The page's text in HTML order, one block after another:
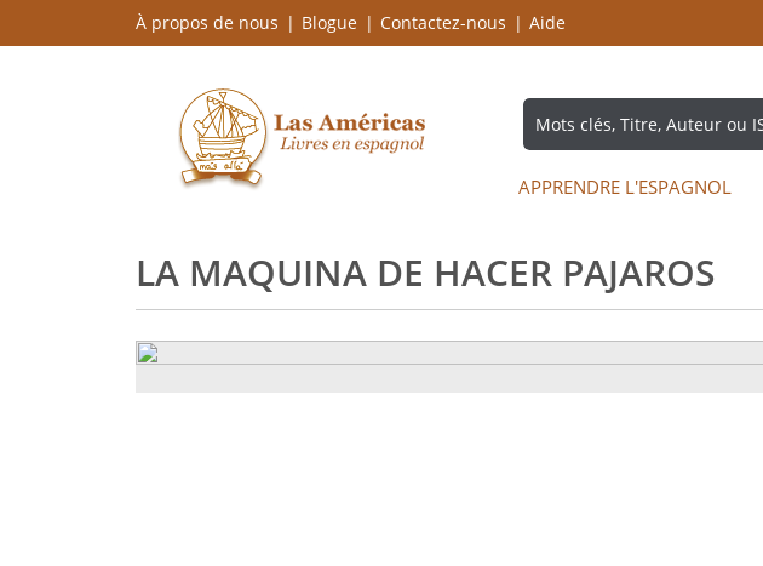
À propos de nous Blogue Contactez-nous Aide
APPRENDRE L'ESPAGNOL
LA MAQUINA DE HACER PAJAROS